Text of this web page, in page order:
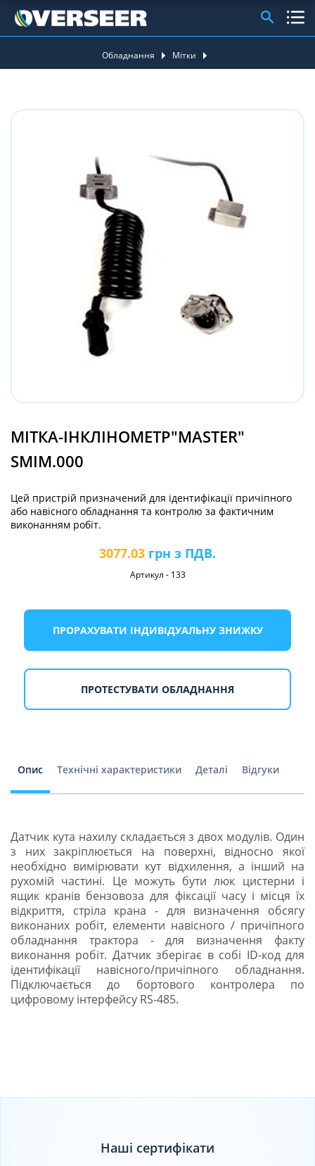
Обладнання Мітки
МІТКА-ІНКЛІНОМЕТР"MASTER"
SMIM.000
Цей пристрій призначений для ідентифікації причіпного
або навісного обладнання та контролю за фактичним
виконанням робіт.
3077.03 грн з ПДВ.
Артикул - 133
ПРОРАХУВАТИ ІНДИВІДУАЛЬНУ ЗНИЖКУ
ПРОТЕСТУВАТИ ОБЛАДНАННЯ
Опис Технічні характеристики Деталі Відгуки
Датчик кута нахилу складається з двох модулів. Один
з них закріплюється на поверхні, відносно якої
необхідно вимірювати кут відхилення, а інший на
рухомій частині. Це можуть бути люк цистерни і
ящик кранів бензовоза для фіксації часу і місця їх
відкриття, стріла крана - для визначення обсягу
виконаних робіт, елементи навісного / причіпного
обладнання трактора - для визначення факту
виконання робіт. Датчик зберігає в собі ID-код для
ідентифікації навісного/причіпного обладнання.
Підключається до бортового контролера по
цифровому інтерфейсу RS-485.
Наші сертифікати